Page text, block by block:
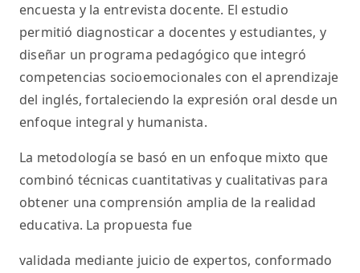
encuesta y la entrevista docente. El estudio
permitió diagnosticar a docentes y estudiantes, y
diseñar un programa pedagógico que integró
competencias socioemocionales con el aprendizaje
del inglés, fortaleciendo la expresión oral desde un
enfoque integral y humanista.
La metodología se basó en un enfoque mixto que
combinó técnicas cuantitativas y cualitativas para
obtener una comprensión amplia de la realidad
educativa. La propuesta fue
validada mediante juicio de expertos, conformado